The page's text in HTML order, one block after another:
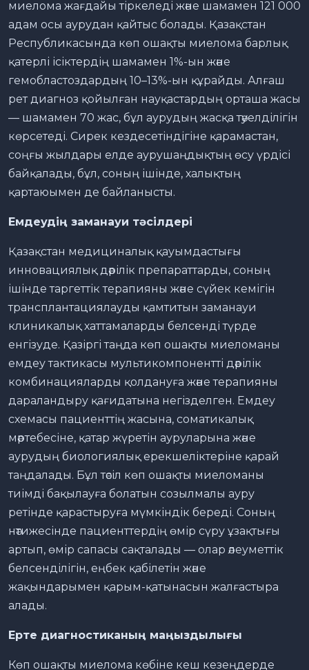
миелома жағдайы тіркеледі және шамамен 121 000
адам осы аурудан қайтыс болады. Қазақстан
Республикасында көп ошақты миелома барлық
қатерлі ісіктердің шамамен 1%-ын және
гемобластоздардың 10–13%-ын құрайды. Алғаш
рет диагноз қойылған науқастардың орташа жасы
— шамамен 70 жас, бұл аурудың жасқа тәуелділігін
көрсетеді. Сирек кездесетіндігіне қарамастан,
соңғы жылдары елде аурушаңдықтың өсу үрдісі
байқалады, бұл, соның ішінде, халықтың
қартаюымен де байланысты.
Емдеудің заманауи тәсілдері
Қазақстан медициналық қауымдастығы
инновациялық дәрілік препараттарды, соның
ішінде таргеттік терапияны және сүйек кемігін
трансплантациялауды қамтитын заманауи
клиникалық хаттамаларды белсенді түрде
енгізуде. Қазіргі таңда көп ошақты миеломаны
емдеу тактикасы мультикомпонентті дәрілік
комбинацияларды қолдануға және терапияны
дараландыру қағидатына негізделген. Емдеу
схемасы пациенттің жасына, соматикалық
мәртебесіне, қатар жүретін ауруларына және
аурудың биологиялық ерекшеліктеріне қарай
таңдалады. Бұл тәсіл көп ошақты миеломаны
тиімді бақылауға болатын созылмалы ауру
ретінде қарастыруға мүмкіндік береді. Соның
нәтижесінде пациенттердің өмір сүру ұзақтығы
артып, өмір сапасы сақталады — олар әлеуметтік
белсенділігін, еңбек қабілетін және
жақындарымен қарым-қатынасын жалғастыра
алады.
Ерте диагностиканың маңыздылығы
Көп ошақты миелома көбіне кеш кезеңдерде